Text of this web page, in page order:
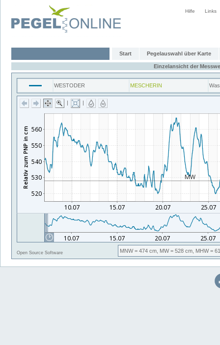
Hilfe Links
Start Pegelauswahl über Karte
Einzelansicht der
WESTODER MESCHERIN
| |
Open Source Software MNW= 474 cm, MW= 528 cm, MHW=